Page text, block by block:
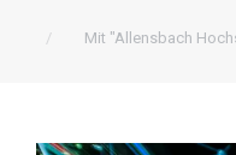
Mit "Allensbach